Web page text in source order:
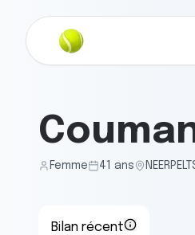
Femme 41 ans
Bilan récent